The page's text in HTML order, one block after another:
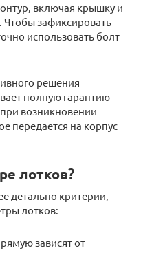
включая крышку и
Чтобы зафиксировать
использовать болт
решения
полную гарантию
возникновении
передается на корпус
лотков?
детально критерии,
лотков:
зависят от